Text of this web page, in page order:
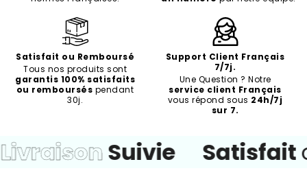
Satisfait ou Remboursé
Tous nos produits sont
garantis 100% satisfaits
ou remboursés pendant
30j.
Support Client Français
7/7j.
Une Question ? Notre
service client Français
vous répond sous 24h/7j
sur 7.
Suivie Satisfait